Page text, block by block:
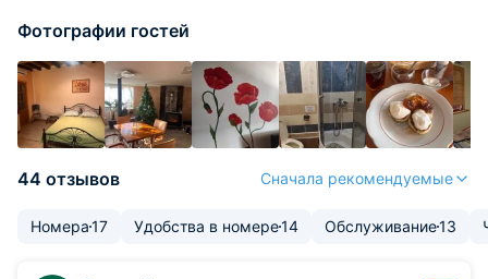
Фотографии гостей
44 отзывов Сначала рекомендуемые
Номера17 Удобства в номере14 Обслуживание13